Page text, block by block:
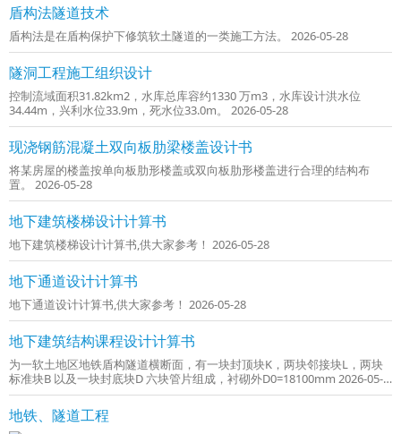
盾构法隧道技术
盾构法是在盾构保护下修筑软土隧道的一类施工方法。 2026-05-28
隧洞工程施工组织设计
控制流域面积31.82km2，水库总库容约1330 万m3，水库设计洪水位
34.44m，兴利水位33.9m，死水位33.0m。 2026-05-28
现浇钢筋混凝土双向板肋梁楼盖设计书
将某房屋的楼盖按单向板肋形楼盖或双向板肋形楼盖进行合理的结构布
置。 2026-05-28
地下建筑楼梯设计计算书
地下建筑楼梯设计计算书,供大家参考！ 2026-05-28
地下通道设计计算书
地下通道设计计算书,供大家参考！ 2026-05-28
地下建筑结构课程设计计算书
为一软土地区地铁盾构隧道横断面，有一块封顶块K，两块邻接块L，两块
标准块B 以及一块封底块D 六块管片组成，衬砌外D0=18100mm 2026-05-
28
地铁、隧道工程